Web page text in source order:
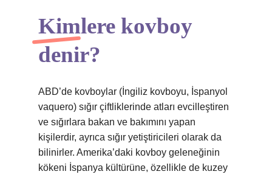
Kimlere kovboy
denir?
ABD’de kovboylar (İngiliz kovboyu, İspanyol
vaquero) sığır çiftliklerinde atları evcilleştiren
ve sığırlara bakan ve bakımını yapan
kişilerdir, ayrıca sığır yetiştiricileri olarak da
bilinirler. Amerika’daki kovboy geleneğinin
kökeni İspanya kültürüne, özellikle de kuzey